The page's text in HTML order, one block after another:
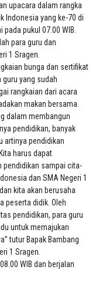
upacara dalam rangka
Indonesia yang ke-70 di
pukul 07.00 WIB.
para guru dan
1 Sragen.
bunga dan sertifikat
yang sudah
rangkaian dari acara
makan bersama.
dalam membangun
pendidikan, banyak
artinya pendidikan
harus dapat
pendidikan sampai cita-
dan SMA Negeri 1
kita akan berusaha
peserta didik. Oleh
pendidikan, para guru
untuk memajukan
tutur Bapak Bambang
1 Sragen.
WIB dan berjalan